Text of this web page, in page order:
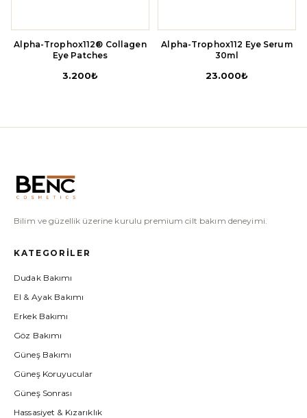
Alpha-Trophox112® Collagen
Eye Patches
3.200₺
Alpha-Trophox112 Eye Serum
30ml
23.000₺
Bilim ve güzellik üzerine kurulu premium cilt bakım deneyimi.
KATEGORILER
Dudak Bakımı
El & Ayak Bakımı
Erkek Bakımı
Göz Bakımı
Güneş Bakımı
Güneş Koruyucular
Güneş Sonrası
Hassasiyet & Kızarıklık